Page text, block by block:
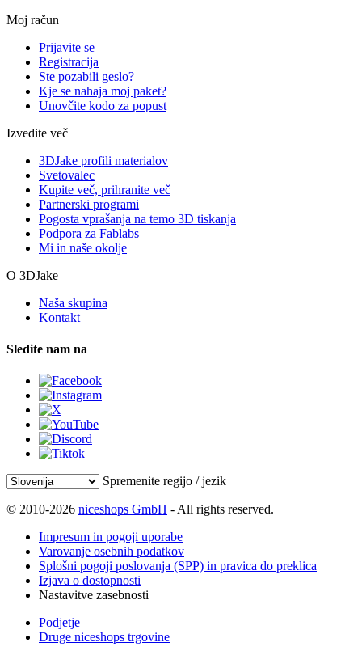
Moj račun
Prijavite se
Registracija
Ste pozabili geslo?
Kje se nahaja moj paket?
Unovčite kodo za popust
Izvedite več
3DJake profili materialov
Svetovalec
Kupite več, prihranite več
Partnerski programi
Pogosta vprašanja na temo 3D tiskanja
Podpora za Fablabs
Mi in naše okolje
O 3DJake
Naša skupina
Kontakt
Sledite nam na
Spremenite regijo / jezik
© 2010-2026 niceshops GmbH - All rights reserved.
Impresum in pogoji uporabe
Varovanje osebnih podatkov
Splošni pogoji poslovanja (SPP) in pravica do preklica
Izjava o dostopnosti
Nastavitve zasebnosti
Podjetje
Druge niceshops trgovine